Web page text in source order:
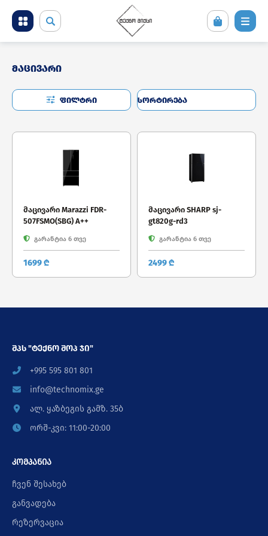
მობილური ტელეფონები და აქსესუარები
კომპიუტერული ტექნიკა
ტელევიზორი და სათამაშო კონსოლები
ფოტო ვიდეო აუდიო ტექნიკა
საყოფაცხოვრებო ტექნიკა
მაცივარი
ფილტრი
მაცივარი Marazzi FDR-
507FSMO(SBG) A++
გარანტია 6 თვე
1699 ₾
მაცივარი SHARP sj-
gt820g-rd3
გარანტია 6 თვე
2499 ₾
შპს "ტექნო შოპ ჯი"
+995 595 801 801
info@technomix.ge
ალ. ყაზბეგის გამზ. 35ბ
ორშ-კვი: 11:00-20:00
კომპანია
ჩვენ შესახებ
განვადება
რეზერვაცია